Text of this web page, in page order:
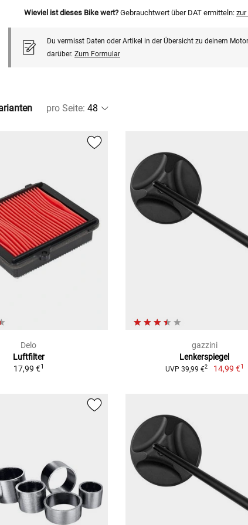
Wieviel ist dieses Bike wert? Gebrauchtwert über DAT ermitteln: zur
Du vermisst Daten oder Artikel in der Übersicht zu deinem
darüber. Zum Formular
pro Seite:
Delo
Luftfilter
17,99 €1
gazzini
Lenkerspiegel
UVP 39,99 €2 14,99 €1